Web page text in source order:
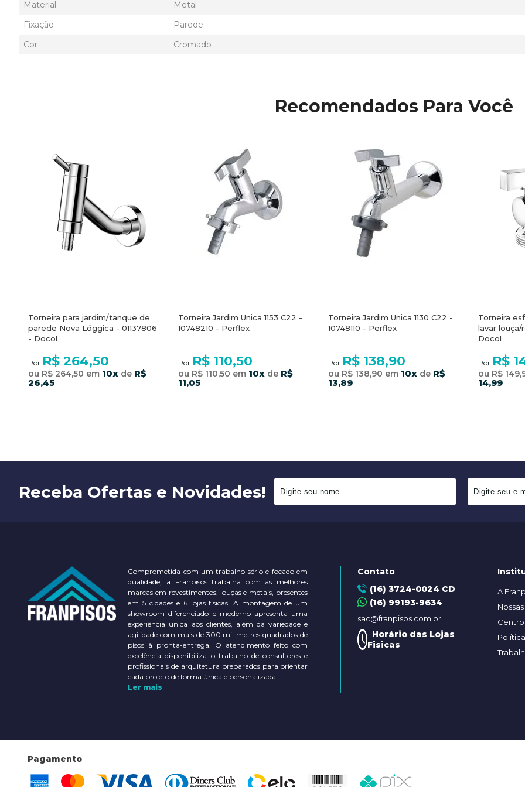
Material
Metal
Fixação
Parede
Cor
Cromado
Recomendados Para Você
Torneira para jardim/tanque de
parede Nova Lóggica - 01137806
- Docol
Por R$ 264,50
ou R$ 264,50 em 10x de R$
26,45
Torneira Jardim Unica 1153 C22 -
10748210 - Perflex
Por R$ 110,50
ou R$ 110,50 em 10x de R$
11,05
Torneira Jardim Unica 1130 C22 -
10748110 - Perflex
Por R$ 138,90
ou R$ 138,90 em 10x de R$
13,89
Torneira
lavar
Docol
Por R$
ou R$
14,99
Comprometida com um trabalho sério e focado em
qualidade, a Franpisos trabalha com as melhores
marcas em revestimentos, louças e metais, presentes
em 5 cidades e 6 lojas físicas. A montagem de um
showroom diferenciado e moderno apresenta uma
experiência única aos clientes, além da variedade e
agilidade com mais de 300 mil metros quadrados de
pisos à pronta-entrega. O atendimento feito com
excelência disponibiliza o trabalho de consultores e
profissionais de arquitetura preparados para orientar
cada projeto de forma única e personalizada.
Ler mais
Contato
(16) 3724-0024 CD
(16) 99193-9634
sac@franpisos.com.br
Horário das Lojas
Fisicas
A
Pagamento